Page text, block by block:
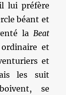
lui préfère
béant et
la Beat
et
et
les suit
se